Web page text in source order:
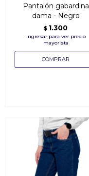
Pantalón gabardina
dama - Negro
$ 1.300